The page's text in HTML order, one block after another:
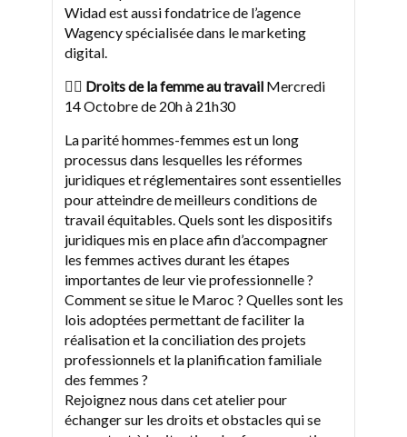
Widad est aussi fondatrice de l’agence
Wagency spécialisée dans le marketing
digital.
👩‍⚖ Droits de la femme au travailMercredi
14 Octobre de 20h à 21h30
La parité hommes-femmes est un long
processus dans lesquelles les réformes
juridiques et réglementaires sont essentielles
pour atteindre de meilleurs conditions de
travail équitables. Quels sont les dispositifs
juridiques mis en place afin d’accompagner
les femmes actives durant les étapes
importantes de leur vie professionnelle ?
Comment se situe le Maroc ? Quelles sont les
lois adoptées permettant de faciliter la
réalisation et la conciliation des projets
professionnels et la planification familiale
des femmes ?
Rejoignez nous dans cet atelier pour
échanger sur les droits et obstacles qui se